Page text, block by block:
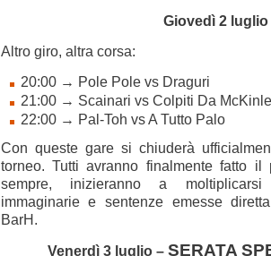
Giovedì 2 luglio
Altro giro, altra corsa:
20:00 → Pole Pole vs Draguri
21:00 → Scainari vs Colpiti Da
22:00 → Pal-Toh vs A Tutto Palo
Con queste gare si chiuderà
torneo. Tutti avranno finalmente fatto il
sempre, inizieranno a moltiplicarsi
immaginarie e sentenze emesse
BarH.
Venerdì 3 luglio – SERATA